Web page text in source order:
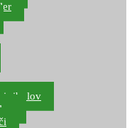
ribolov